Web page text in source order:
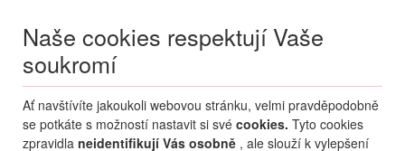
Naše cookies respektují Vaše
soukromí
Ať navštívíte jakoukoli webovou stránku, velmi pravděpodobně
se potkáte s možností nastavit si své cookies. Tyto cookies
zpravidla neidentifikují Vás osobně , ale slouží k vylepšení
Menu
MojePřihlášení
Destinace nerozhoduje